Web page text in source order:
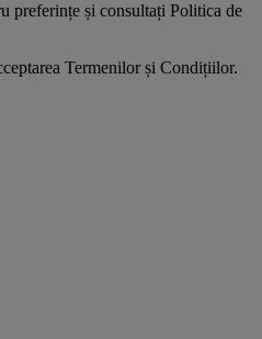
preferințe și consultați Politica de
Termenilor și Condițiilor.